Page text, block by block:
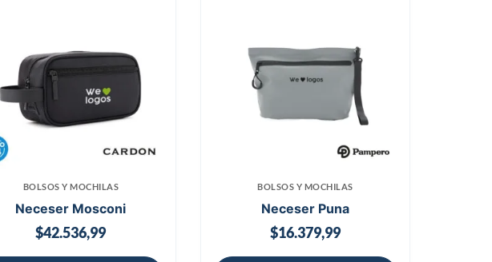
BOLSOS Y MOCHILAS
Neceser Mosconi
$42.536,99
BOLSOS Y MOCHILAS
Neceser Puna
$16.379,99